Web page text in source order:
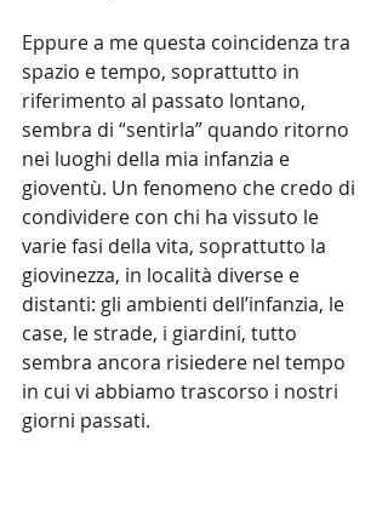
Eppure a me questa coincidenza tra
spazio e tempo, soprattutto in
riferimento al passato lontano,
sembra di “sentirla” quando ritorno
nei luoghi della mia infanzia e
gioventù. Un fenomeno che credo di
condividere con chi ha vissuto le
varie fasi della vita, soprattutto la
giovinezza, in località diverse e
distanti: gli ambienti dell’infanzia, le
case, le strade, i giardini, tutto
sembra ancora risiedere nel tempo
in cui vi abbiamo trascorso i nostri
giorni passati.